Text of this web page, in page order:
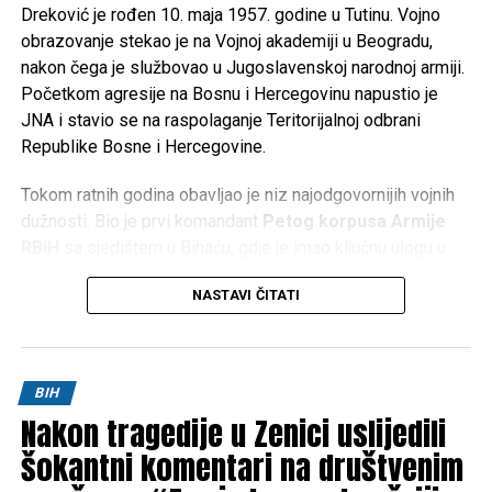
Dreković je rođen 10. maja 1957. godine u Tutinu. Vojno
obrazovanje stekao je na Vojnoj akademiji u Beogradu,
nakon čega je službovao u Jugoslavenskoj narodnoj armiji.
Početkom agresije na Bosnu i Hercegovinu napustio je
JNA i stavio se na raspolaganje Teritorijalnoj odbrani
Republike Bosne i Hercegovine.
Tokom ratnih godina obavljao je niz najodgovornijih vojnih
dužnosti. Bio je prvi komandant Petog korpusa Armije
organizaciji odbrane Bosanske krajine. Kasnije je preuzeo
Četvrtim korpusom Armije RBiH
politička pitanja Generalštaba Armije RBiH.
Za doprinos u odbrani Bosne i Hercegovine odlikovan je
brojnim vojnim i državnim priznanjima te je ostao upamćen
kao jedan od ključnih stratega u organizaciji i razvoju Armije
Republike Bosne i Hercegovine.
NASTAVI ČITATI
BIH
Nakon tragedije u Zenici uslijedili
šokantni komentari na društvenim